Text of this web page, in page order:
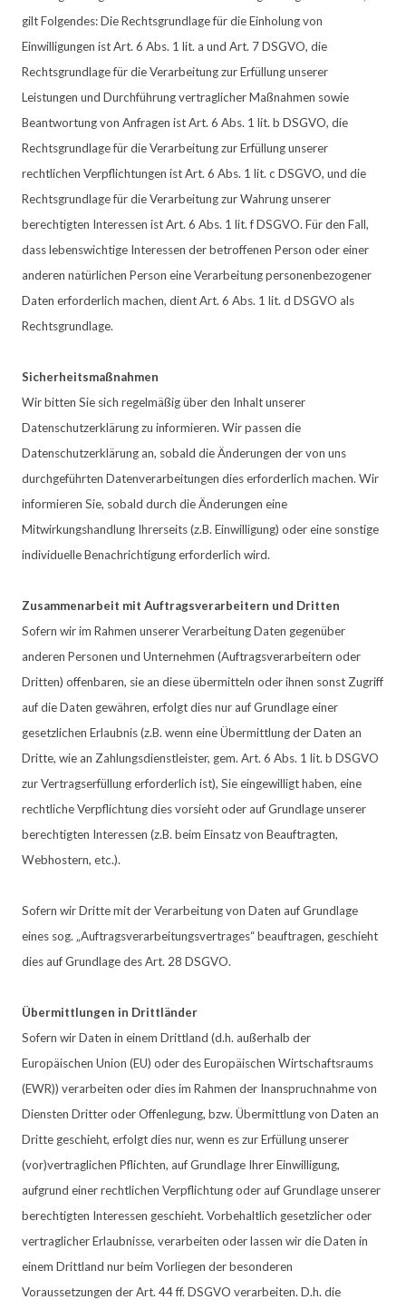
gilt Folgendes: Die Rechtsgrundlage für die Einholung von
Einwilligungen ist Art. 6 Abs. 1 lit. a und Art. 7 DSGVO, die
Rechtsgrundlage für die Verarbeitung zur Erfüllung unserer
Leistungen und Durchführung vertraglicher Maßnahmen sowie
Beantwortung von Anfragen ist Art. 6 Abs. 1 lit. b DSGVO, die
Rechtsgrundlage für die Verarbeitung zur Erfüllung unserer
rechtlichen Verpflichtungen ist Art. 6 Abs. 1 lit. c DSGVO, und die
Rechtsgrundlage für die Verarbeitung zur Wahrung unserer
berechtigten Interessen ist Art. 6 Abs. 1 lit. f DSGVO. Für den Fall,
dass lebenswichtige Interessen der betroffenen Person oder einer
anderen natürlichen Person eine Verarbeitung personenbezogener
Daten erforderlich machen, dient Art. 6 Abs. 1 lit. d DSGVO als
Rechtsgrundlage.
Sicherheitsmaßnahmen
Wir bitten Sie sich regelmäßig über den Inhalt unserer
Datenschutzerklärung zu informieren. Wir passen die
Datenschutzerklärung an, sobald die Änderungen der von uns
durchgeführten Datenverarbeitungen dies erforderlich machen. Wir
informieren Sie, sobald durch die Änderungen eine
Mitwirkungshandlung Ihrerseits (z.B. Einwilligung) oder eine sonstige
individuelle Benachrichtigung erforderlich wird.
Zusammenarbeit mit Auftragsverarbeitern und Dritten
Sofern wir im Rahmen unserer Verarbeitung Daten gegenüber
anderen Personen und Unternehmen (Auftragsverarbeitern oder
Dritten) offenbaren, sie an diese übermitteln oder ihnen sonst Zugriff
auf die Daten gewähren, erfolgt dies nur auf Grundlage einer
gesetzlichen Erlaubnis (z.B. wenn eine Übermittlung der Daten an
Dritte, wie an Zahlungsdienstleister, gem. Art. 6 Abs. 1 lit. b DSGVO
zur Vertragserfüllung erforderlich ist), Sie eingewilligt haben, eine
rechtliche Verpflichtung dies vorsieht oder auf Grundlage unserer
berechtigten Interessen (z.B. beim Einsatz von Beauftragten,
Webhostern, etc.).
Sofern wir Dritte mit der Verarbeitung von Daten auf Grundlage
eines sog. „Auftragsverarbeitungsvertrages“ beauftragen, geschieht
dies auf Grundlage des Art. 28 DSGVO.
Übermittlungen in Drittländer
Sofern wir Daten in einem Drittland (d.h. außerhalb der
Europäischen Union (EU) oder des Europäischen Wirtschaftsraums
(EWR)) verarbeiten oder dies im Rahmen der Inanspruchnahme von
Diensten Dritter oder Offenlegung, bzw. Übermittlung von Daten an
Dritte geschieht, erfolgt dies nur, wenn es zur Erfüllung unserer
(vor)vertraglichen Pflichten, auf Grundlage Ihrer Einwilligung,
aufgrund einer rechtlichen Verpflichtung oder auf Grundlage unserer
berechtigten Interessen geschieht. Vorbehaltlich gesetzlicher oder
vertraglicher Erlaubnisse, verarbeiten oder lassen wir die Daten in
einem Drittland nur beim Vorliegen der besonderen
Voraussetzungen der Art. 44 ff. DSGVO verarbeiten. D.h. die